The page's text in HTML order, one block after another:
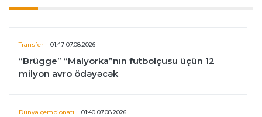
Transfer 01:47 07.08.2026
“Brügge” “Malyorka”nın futbolçusu üçün 12
milyon avro ödəyəcək
Dünya çempionatı 01:40 07.08.2026